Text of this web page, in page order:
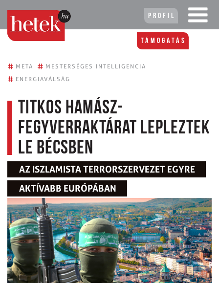
Profil
Támogatás
# META # MESTERSÉGES INTELLIGENCIA
# ENERGIAVÁLSÁG
Titkos Hamász-
fegyverraktárat lepleztek
le Bécsben
AZ ISZLAMISTA TERRORSZERVEZET EGYRE
AKTÍVABB EURÓPÁBAN